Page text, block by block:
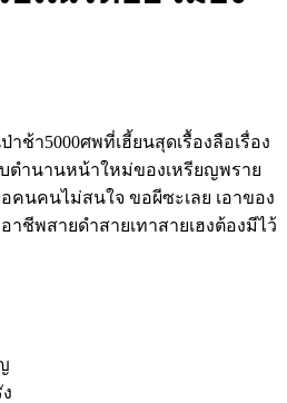
ช้า5000ศพที่เฮี้ยนสุดเรื้องลือเรื่อง
ำนานหน้าใหม่ของเหรียญพราย
คนคนไม่สนใจ ขอผีซะเลย เอาของ
าชีพสายดำสายเทาสายเฮงต้องมีไว้